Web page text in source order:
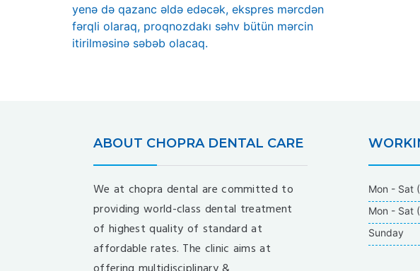
yenə də qazanc əldə edəcək, ekspres mərcdən
fərqli olaraq, proqnozdakı səhv bütün mərcin
itirilməsinə səbəb olacaq.
ABOUT CHOPRA DENTAL CARE
We at chopra dental are committed to
providing world-class dental treatment
of highest quality of standard at
affordable rates. The clinic aims at
Mon - Sat
Mon - Sat
Sunday